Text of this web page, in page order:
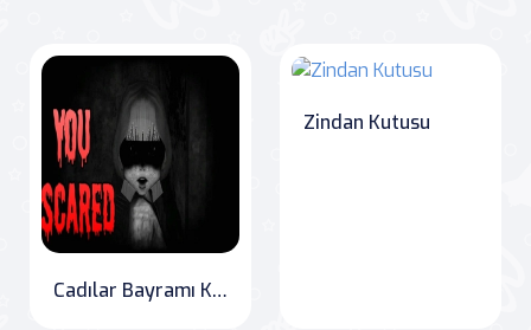
Cadılar Bayramı Korkunç Orman Yol Sürüşü
Zindan Kutusu